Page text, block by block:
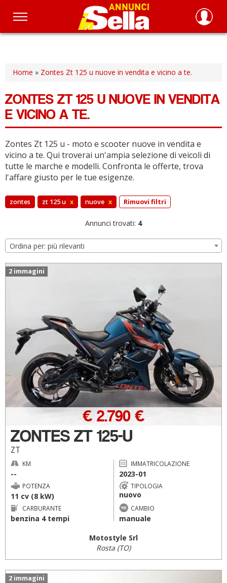
Salta
principale
Home » Zontes Zt 125 u nuove in vendita e vicino a te.
ZONTES ZT 125 U NUOVE IN VENDITA
E VICINO A TE.
Zontes Zt 125 u - moto e scooter nuove in vendita e
vicino a te. Qui troverai un'ampia selezione di veicoli di
tutte le marche e modelli. Confronta le offerte, trova
l'affare giusto per le tue esigenze.
zontes zt 125 u x nuove x Rimuovi filtri
Annunci trovati: 4
Ordina per: più rilevanti
2 immagini
ZONTES ZT 125-U
ZT
€ 2.790 €
KM
--
IMMATRICOLAZIONE
2023-01
POTENZA
11 cv (8 kW)
TIPOLOGIA
nuovo
CARBURANTE
benzina 4 tempi
CAMBIO
manuale
Motostyle Srl
Rosta (TO)
2 immagini